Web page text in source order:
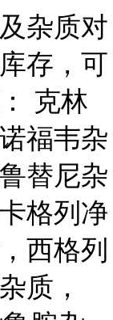
杂质对
存，可
克林
福韦杂
替尼杂
格列净
西格列
质，